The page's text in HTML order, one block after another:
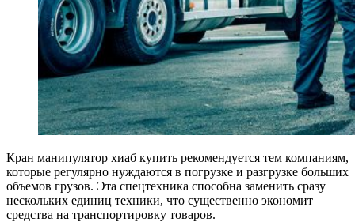
Кран манипулятор хиаб купить рекомендуется тем компаниям,
которые регулярно нуждаются в погрузке и разгрузке больших
объемов грузов. Эта спецтехника способна заменить сразу
нескольких единиц техники, что существенно экономит
средства на транспортировку товаров.